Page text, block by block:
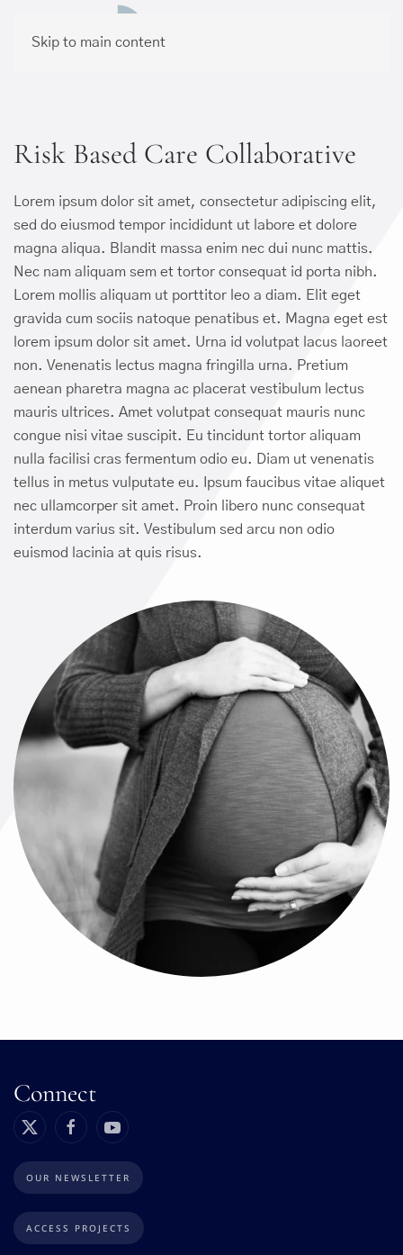
Skip to main content
Risk Based Care Collaborative
Lorem ipsum dolor sit amet, consectetur adipiscing elit,
sed do eiusmod tempor incididunt ut labore et dolore
magna aliqua. Blandit massa enim nec dui nunc mattis.
Nec nam aliquam sem et tortor consequat id porta nibh.
Lorem mollis aliquam ut porttitor leo a diam. Elit eget
gravida cum sociis natoque penatibus et. Magna eget est
lorem ipsum dolor sit amet. Urna id volutpat lacus laoreet
non. Venenatis lectus magna fringilla urna. Pretium
aenean pharetra magna ac placerat vestibulum lectus
mauris ultrices. Amet volutpat consequat mauris nunc
congue nisi vitae suscipit. Eu tincidunt tortor aliquam
nulla facilisi cras fermentum odio eu. Diam ut venenatis
tellus in metus vulputate eu. Ipsum faucibus vitae aliquet
nec ullamcorper sit amet. Proin libero nunc consequat
interdum varius sit. Vestibulum sed arcu non odio
euismod lacinia at quis risus.
Connect
OUR NEWSLETTER
ACCESS PROJECTS